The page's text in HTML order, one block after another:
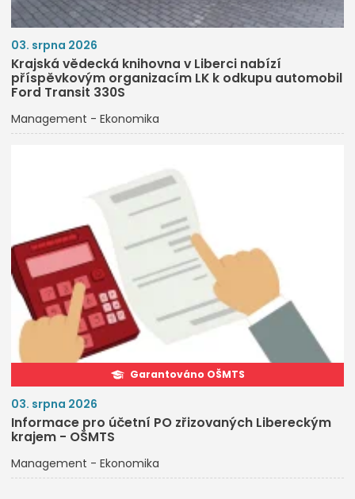
03. srpna 2026
Krajská vědecká knihovna v Liberci nabízí
příspěvkovým organizacím LK k odkupu automobil
Ford Transit 330S
Management - Ekonomika
Garantováno OŠMTS
03. srpna 2026
Informace pro účetní PO zřizovaných Libereckým
krajem - OŠMTS
Management - Ekonomika